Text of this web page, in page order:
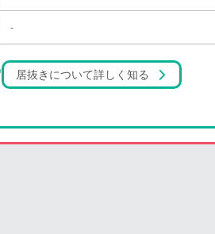
-
居抜きについて詳しく知る